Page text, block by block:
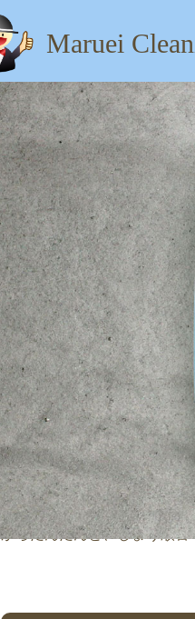
Maruei
【住
タ
501ジーンズ お尻の擦れ修
からだんだんと、しまう順